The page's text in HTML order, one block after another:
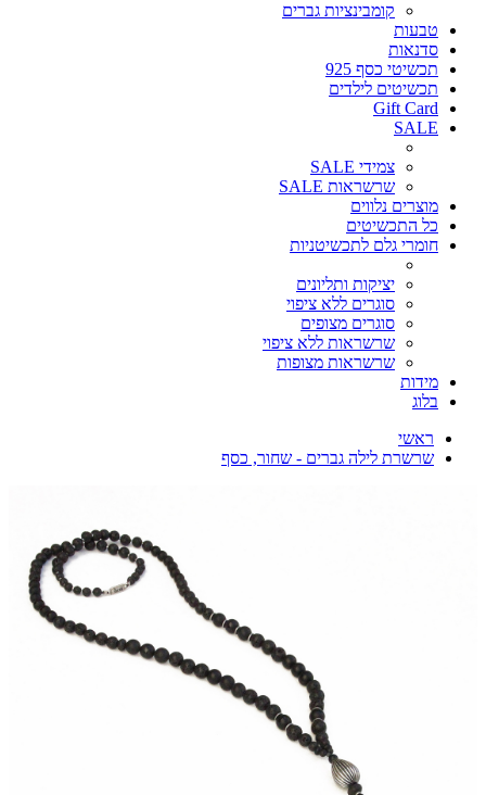
קומבינציות גברים
טבעות
סדנאות
תכשיטי כסף 925
תכשיטים לילדים
Gift Card
SALE
צמידי SALE
שרשראות SALE
מוצרים נלווים
כל התכשיטים
חומרי גלם לתכשיטניות
יציקות ותליונים
סוגרים ללא ציפוי
סוגרים מצופים
שרשראות ללא ציפוי
שרשראות מצופות
מידות
בלוג
ראשי
שרשרת לילה גברים - שחור, כסף